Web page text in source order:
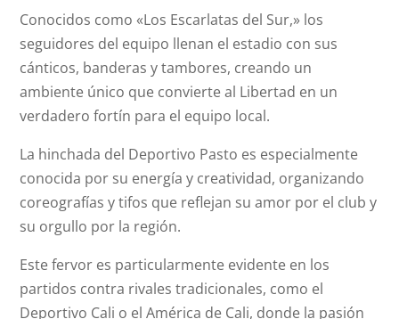
Conocidos como «Los Escarlatas del Sur,» los
seguidores del equipo llenan el estadio con sus
cánticos, banderas y tambores, creando un
ambiente único que convierte al Libertad en un
verdadero fortín para el equipo local.
La hinchada del Deportivo Pasto es especialmente
conocida por su energía y creatividad, organizando
coreografías y tifos que reflejan su amor por el club y
su orgullo por la región.
Este fervor es particularmente evidente en los
partidos contra rivales tradicionales, como el
Deportivo Cali o el América de Cali, donde la pasión